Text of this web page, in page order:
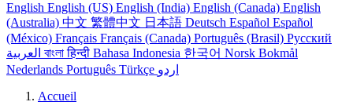
English English (US) English (India) English (Canada) English
(Australia) 中文 繁體中文 日本語 Deutsch Español Español
(México) Français Français (Canada) Português (Brasil) Русский
বাংলাहिन्दी Bahasa Indonesia 한국어 Norsk Bokmål
Nederlands Português Türkçe اردو
Accueil